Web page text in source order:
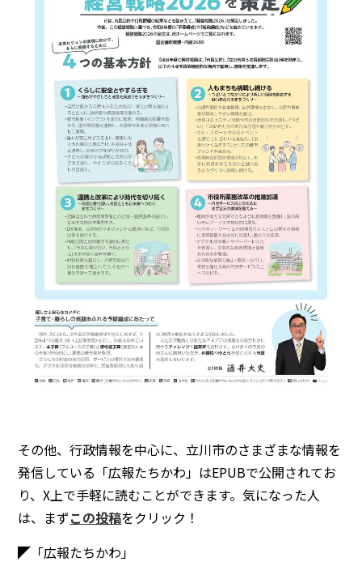
その他、行政情報を中心に、立川市のさまざまな情報を
発信している「広報たちかわ」はEPUBで公開されてお
り、X上で手軽に読むことができます。気になった人
は、まずこの投稿をクリック！
◤「広報たちかわ」